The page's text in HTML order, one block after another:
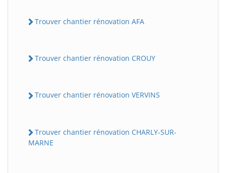
Trouver chantier rénovation AFA
Trouver chantier rénovation CROUY
Trouver chantier rénovation VERVINS
Trouver chantier rénovation CHARLY-SUR-
MARNE